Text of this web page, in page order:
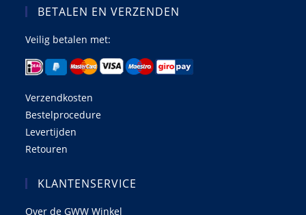
BETALEN EN VERZENDEN
Veilig betalen met:
Verzendkosten
Bestelprocedure
Levertijden
Retouren
KLANTENSERVICE
Over de GWW Winkel